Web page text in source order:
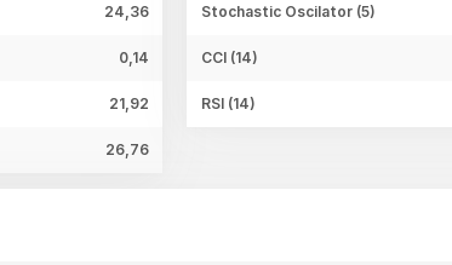
24,36
0,14
21,92
26,76
Stochastic Oscilator (5)
CCI (14)
RSI (14)